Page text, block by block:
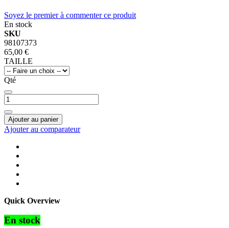
Soyez le premier à commenter ce produit
En stock
SKU
98107373
65,00 €
TAILLE
Qté
Ajouter au panier
Ajouter au comparateur
Quick Overview
En stock